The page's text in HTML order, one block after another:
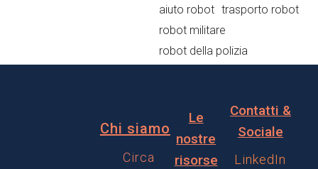
aiuto robot trasporto robot
robot militare
robot della polizia
Chi siamo
Circa
Le
nostre
risorse
Contatti &
Sociale
LinkedIn